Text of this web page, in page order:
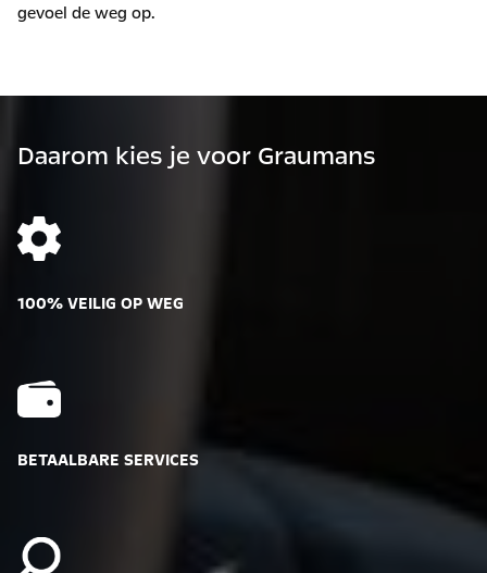
gevoel de weg op.
Daarom kies je voor Graumans
100% VEILIG OP WEG
BETAALBARE SERVICES